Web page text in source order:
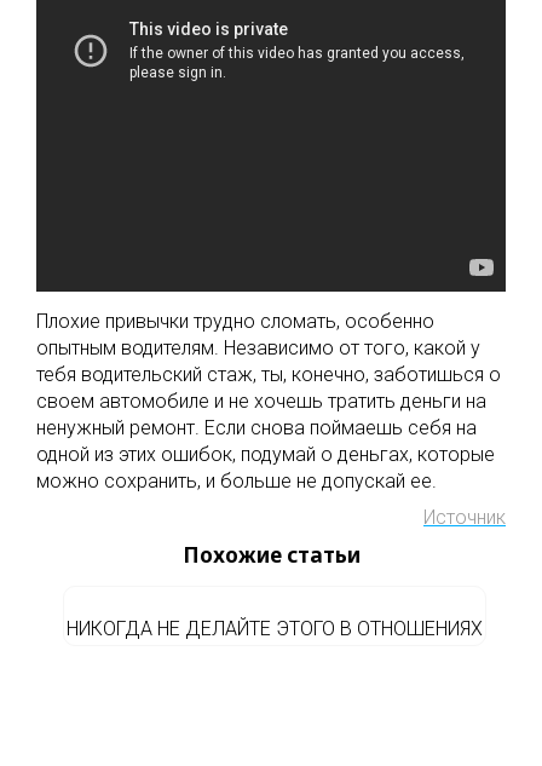
Плохие привычки трудно сломать, особенно
опытным водителям. Независимо от того, какой у
тебя водительский стаж, ты, конечно, заботишься о
своем автомобиле и не хочешь тратить деньги на
ненужный ремонт. Если снова поймаешь себя на
одной из этих ошибок, подумай о деньгах, которые
можно сохранить, и больше не допускай ее.
Источник
Похожие статьи
НИКОГДА НЕ ДЕЛАЙТЕ ЭТОГО В ОТНОШЕНИЯХ